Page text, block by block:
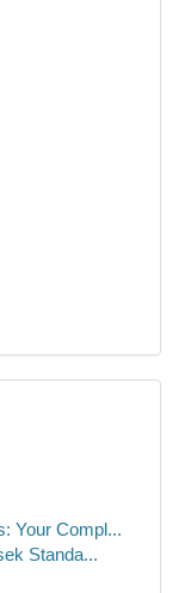
Your Compl...
Standa...